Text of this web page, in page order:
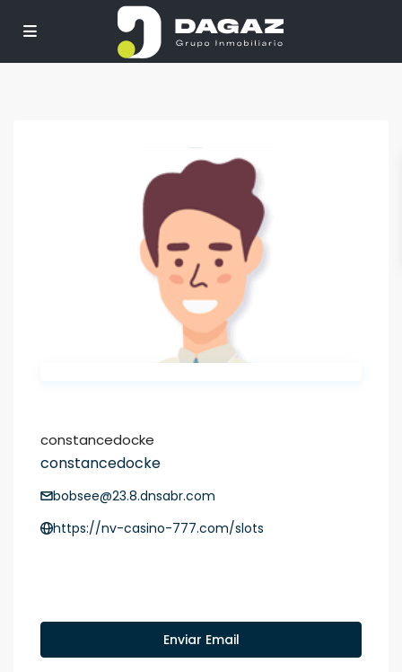
constancedocke
constancedocke
bobsee@23.8.dnsabr.com
https://nv-casino-777.com/slots
Enviar Email